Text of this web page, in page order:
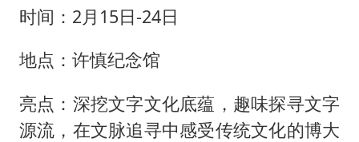
时间：2月15日-24日
地点：许慎纪念馆
亮点：深挖文字文化底蕴，趣味探寻文字
源流，在文脉追寻中感受传统文化的博大